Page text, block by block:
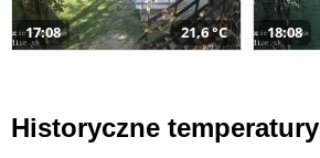
17:08 21,6 °C 18:08
Historyczne temperatury